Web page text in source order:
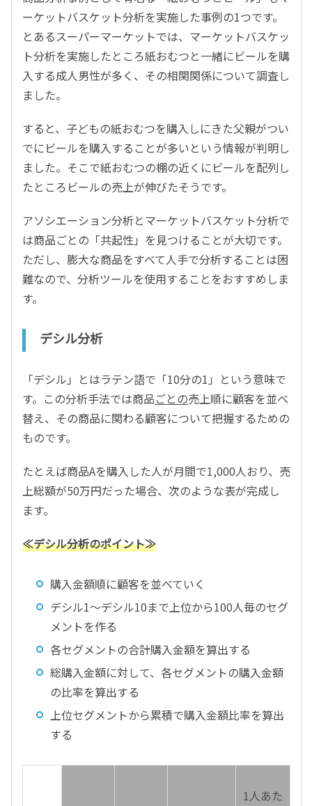
ーケットバスケット分析を実施した事例の1つです。
とあるスーパーマーケットでは、マーケットバスケッ
ト分析を実施したところ紙おむつと一緒にビールを購
入する成人男性が多く、その相関関係について調査し
ました。
すると、子どもの紙おむつを購入しにきた父親がつい
でにビールを購入することが多いという情報が判明し
ました。そこで紙おむつの棚の近くにビールを配列し
たところビールの売上が伸びたそうです。
アソシエーション分析とマーケットバスケット分析で
は商品ごとの「共起性」を見つけることが大切です。
ただし、膨大な商品をすべて人手で分析することは困
難なので、分析ツールを使用することをおすすめしま
す。
デシル分析
「デシル」とはラテン語で「10分の1」という意味で
す。この分析手法では商品ごとの売上順に顧客を並べ
替え、その商品に関わる顧客について把握するための
ものです。
たとえば商品Aを購入した人が月間で1,000人おり、売
上総額が50万円だった場合、次のような表が完成し
ます。
≪デシル分析のポイント≫
購入金額順に顧客を並べていく
デシル1～デシル10まで上位から100人毎のセグ
メントを作る
各セグメントの合計購入金額を算出する
総購入金額に対して、各セグメントの購入金額
の比率を算出する
上位セグメントから累積で購入金額比率を算出
する
1人あた